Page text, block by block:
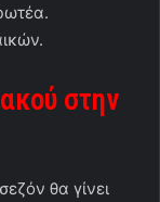
στην
θα γίνει